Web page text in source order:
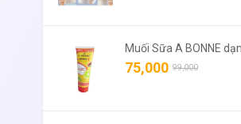
Muối Sữa A BONNE
75,000 99,000